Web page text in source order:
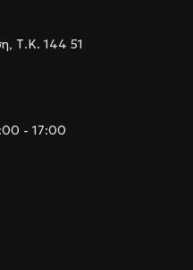
Τ.Κ. 144 51
- 17:00